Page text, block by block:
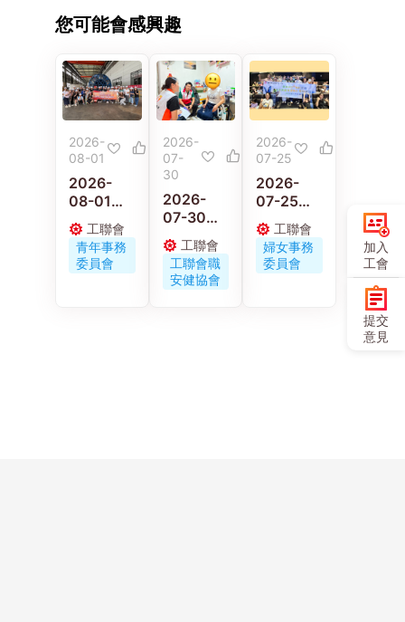
您可能會感興趣
2026-
08-01
2026-
08-01
工聯青年
義工走進
佛山 感受
嶺南工藝
工聯會
青年事務
委員會
2026-
07-
30
2026-
07-30
工聯職安
健協會連
同區議員
古偉冰探
工聯會
工聯會職
安健協會
2026-
07-25
2026-
07-25
工聯會婦
女事務委
員會舉辦
《小蟲蟲
工聯會
婦女事務
委員會
加入
工會
提交
意見